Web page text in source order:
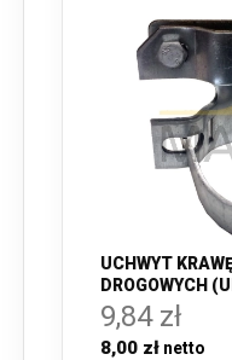
UCHWYT
DROGOWYCH
9,84 zł
8,00 zł